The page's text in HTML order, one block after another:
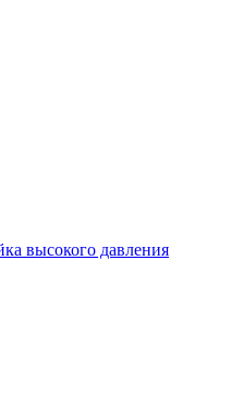
высокого давления